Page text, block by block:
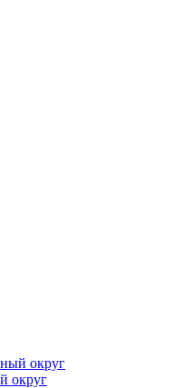
округ
округ